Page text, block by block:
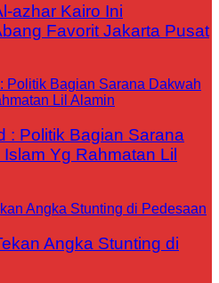
azhar Kairo Ini
Favorit Jakarta Pusat
: Politik Bagian Sarana
Yg Rahmatan Lil
Angka Stunting di